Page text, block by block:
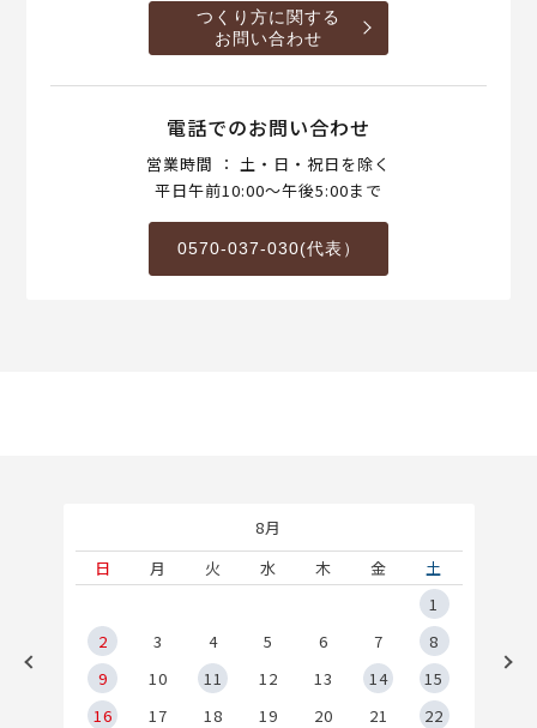
つくり方に関する
お問い合わせ
電話でのお問い合わせ
営業時間 ： 土・日・祝日を除く
平日午前10:00～午後5:00まで
0570-037-030(代表）
8月
日
月 火 水 木 金
土
1
2
3 4 5 6 7
8
9
10 11 12 13 14
15
16
17 18 19 20 21
22